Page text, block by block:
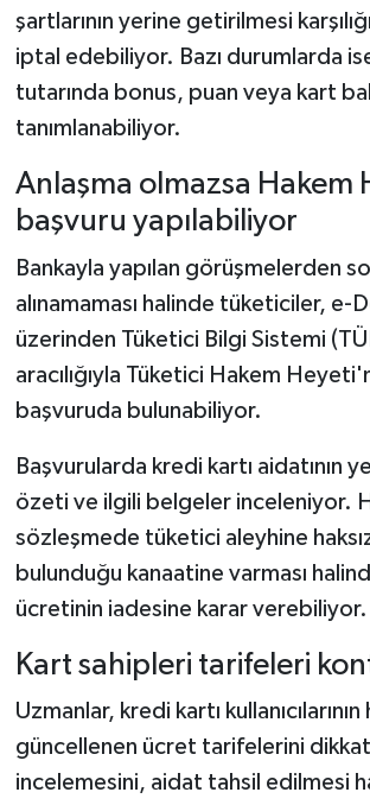
şartlarının yerine getirilmesi
iptal edebiliyor. Bazı durumlarda
tutarında bonus, puan veya kart
tanımlanabiliyor.
Anlaşma olmazsa Hakem
başvuru yapılabiliyor
Bankayla yapılan görüşmelerden
alınamaması halinde tüketiciler, e-
üzerinden Tüketici Bilgi Sistemi
aracılığıyla Tüketici Hakem
başvuruda bulunabiliyor.
Başvurularda kredi kartı aidatının
özeti ve ilgili belgeler inceleniyor.
sözleşmede tüketici aleyhine
bulunduğu kanaatine varması
ücretinin iadesine karar verebiliyor.
Kart sahipleri tarifeleri
Uzmanlar, kredi kartı kullanıcılarının
güncellenen ücret tarifelerini
incelemesini, aidat tahsil edilmesi